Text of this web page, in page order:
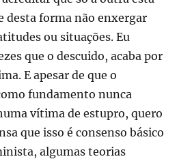
desta forma não enxergar
ou situações. Eu
que o descuido, acaba por
E apesar de que o
fundamento nunca
vítima de estupro, quero
que isso é consenso básico
algumas teorias